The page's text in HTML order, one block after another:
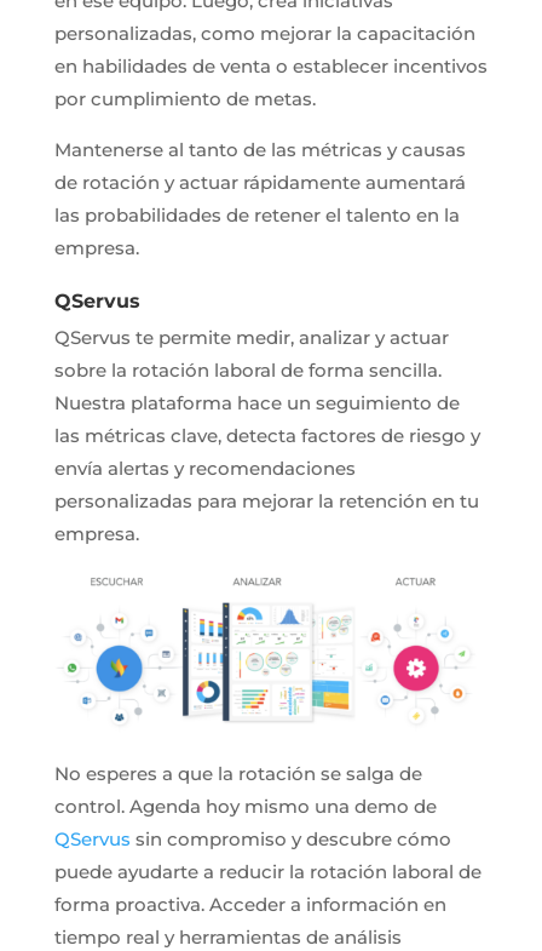
personalizadas, como mejorar la capacitación
en habilidades de venta o establecer incentivos
por cumplimiento de metas.
Mantenerse al tanto de las métricas y causas
de rotación y actuar rápidamente aumentará
las probabilidades de retener el talento en la
empresa.
QServus
QServus te permite medir, analizar y actuar
sobre la rotación laboral de forma sencilla.
Nuestra plataforma hace un seguimiento de
las métricas clave, detecta factores de riesgo y
envía alertas y recomendaciones
personalizadas para mejorar la retención en tu
empresa.
No esperes a que la rotación se salga de
control. Agenda hoy mismo una demo de
QServus sin compromiso y descubre cómo
puede ayudarte a reducir la rotación laboral de
forma proactiva. Acceder a información en
tiempo real y herramientas de análisis